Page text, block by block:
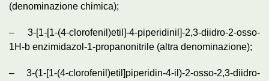
(denominazione chimica);
– 3-[1-[1-(4-clorofenil)etil]-4-piperidinil]-2,3-diidro-2-osso-
1H-b enzimidazol-1-propanonitrile (altra denominazione);
– 3-(1-[1-(4-clorofenil)etil]piperidin-4-il)-2-osso-2,3-diidro-